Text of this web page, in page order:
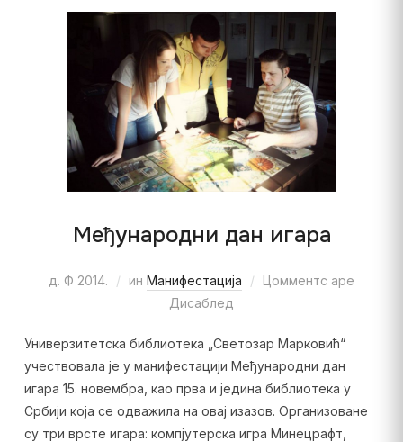
Међународни дан игара
д. Ф 2014. ин Манифестација
Цомментс аре
Дисаблед
Универзитетска библиотека „Светозар Марковић“
учествовала је у манифестацији Међународни дан
игара 15. новембра, као прва и једина библиотека у
Србији која се одважила на овај изазов. Организоване
су три врсте игара: компјутерска игра Минецрафт,